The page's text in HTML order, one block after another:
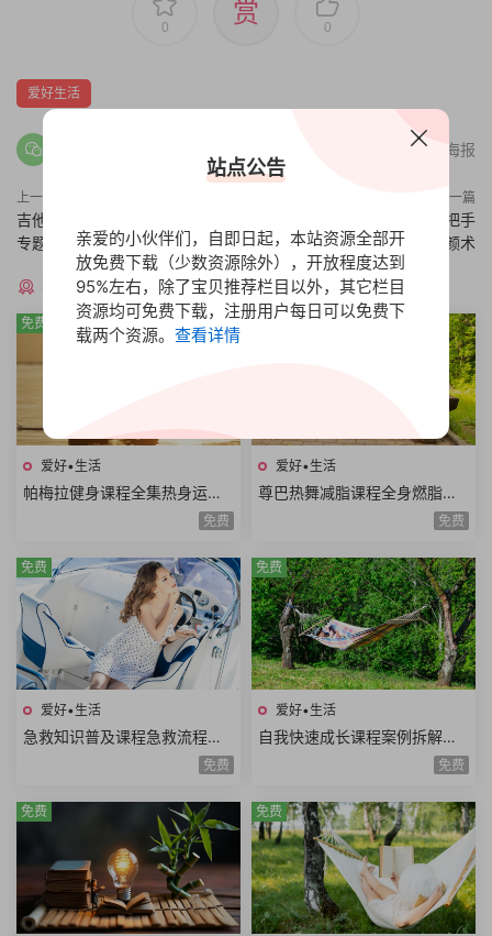
0 赏 0
爱好生活
分享海报
上一篇
吉他入门到即兴弹唱，吉他教学
专题综合课
下一篇
面部拨筋养颜基本知识，手把手
教你古法美颜术
猜你喜欢
爱好•生活
帕梅拉健身课程全集热身运动
全身训练腹部训练臀腿训练舞
免费
免费
爱好•生活
尊巴热舞减脂课程全身燃脂美
胸塑型缩腰平腹提臀塑腿Zumb
免费
免费
爱好•生活
急救知识普及课程急救流程心
肺复苏哮喘发作止血包扎急性
免费
免费
爱好•生活
自我快速成长课程案例拆解职
场学习生活场景高效成长方法
免费
免费
免费 免费
站点公告
亲爱的小伙伴们，自即日起，本站资源全部开
放免费下载（少数资源除外），开放程度达到
95%左右，除了宝贝推荐栏目以外，其它栏目
资源均可免费下载，注册用户每日可以免费下
载两个资源。 查看详情